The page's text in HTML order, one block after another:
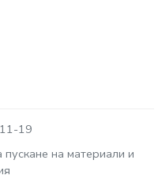
19
на материали и